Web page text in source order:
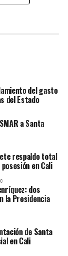
del gasto
del Estado
a Santa
respaldo total
en Cali
dos
la Presidencia
de Santa
en Cali